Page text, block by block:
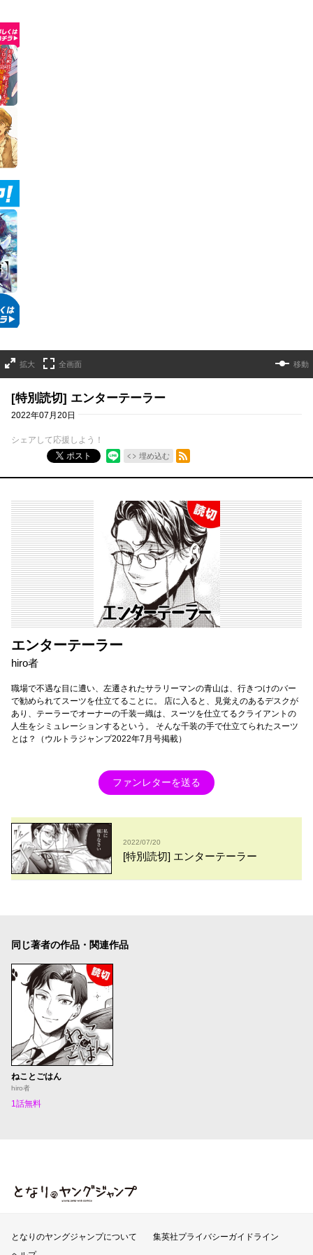
拡大 全画面 移動
[特別読切] エンターテーラー
2022年07月20日
シェアして応援しよう！
ポスト
埋め込む
RSSフィード
エンターテーラー
hiro者
職場で不遇な目に遭い、左遷されたサラリーマンの青山は、行きつけのバー
で勧められてスーツを仕立てることに。 店に入ると、見覚えのあるデスクが
あり、テーラーでオーナーの千装一織は、スーツを仕立てるクライアントの
人生をシミュレーションするという。 そんな千装の手で仕立てられたスーツ
とは？（ウルトラジャンプ2022年7月号掲載）
ファンレターを送る
2022/07/20
[特別読切] エンターテーラー
同じ著者の作品・関連作品
ねことごはん
hiro者
1話無料
となりのヤングジャンプ
となりのヤングジャンプについて
集英社プライバシーガイドライン